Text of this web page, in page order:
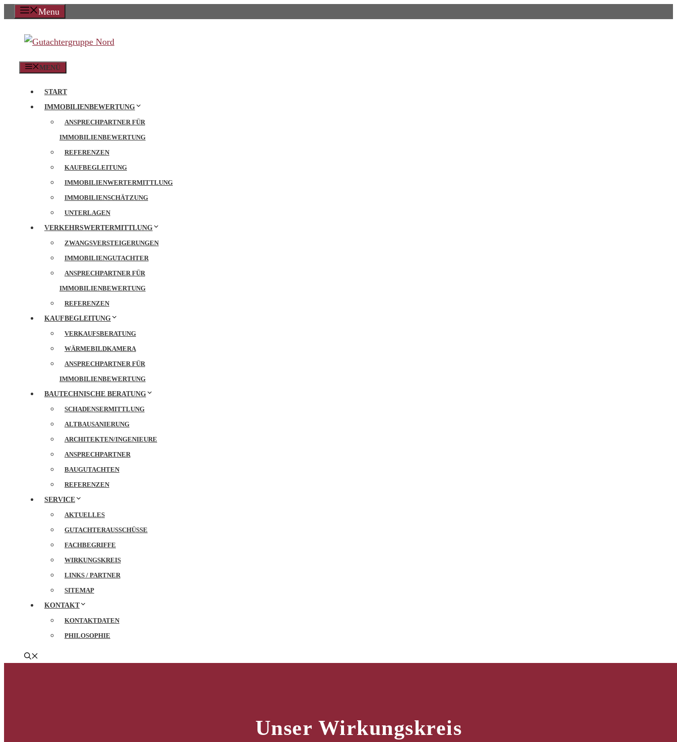
Zum
springen
Menu
MENÜ
START
IMMOBILIENBEWERTUNG
ANSPRECHPARTNER FÜR
IMMOBILIENBEWERTUNG
REFERENZEN
KAUFBEGLEITUNG
IMMOBILIENWERTERMITTLUNG
IMMOBILIENSCHÄTZUNG
UNTERLAGEN
VERKEHRSWERTERMITTLUNG
ZWANGSVERSTEIGERUNGEN
IMMOBILIENGUTACHTER
ANSPRECHPARTNER FÜR
IMMOBILIENBEWERTUNG
REFERENZEN
KAUFBEGLEITUNG
VERKAUFSBERATUNG
WÄRMEBILDKAMERA
ANSPRECHPARTNER FÜR
IMMOBILIENBEWERTUNG
BAUTECHNISCHE BERATUNG
SCHADENSERMITTLUNG
ALTBAUSANIERUNG
ARCHITEKTEN/INGENIEURE
ANSPRECHPARTNER
BAUGUTACHTEN
REFERENZEN
SERVICE
AKTUELLES
GUTACHTERAUSSCHÜSSE
FACHBEGRIFFE
WIRKUNGSKREIS
LINKS / PARTNER
SITEMAP
KONTAKT
KONTAKTDATEN
PHILOSOPHIE
Unser Wirkungskreis